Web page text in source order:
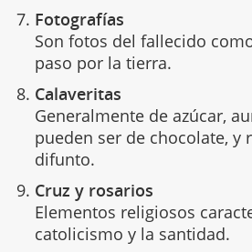
Fotografías
Son fotos del fallecido
paso por la tierra.
Calaveritas
Generalmente de azúcar,
pueden ser de chocolate, y
difunto.
Cruz y rosarios
Elementos religiosos
catolicismo y la santidad.